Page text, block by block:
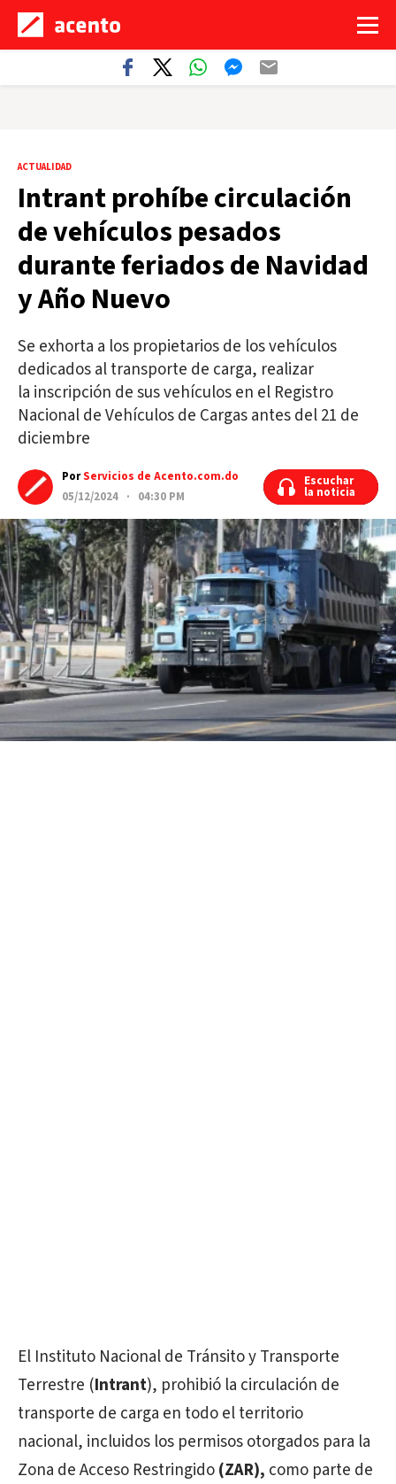
ACTUALIDAD
Intrant prohíbe circulación
de vehículos pesados
durante feriados de Navidad
y Año Nuevo
Se exhorta a los propietarios de los vehículos
dedicados al transporte de carga, realizar
la inscripción de sus vehículos en el Registro
Nacional de Vehículos de Cargas antes del 21 de
diciembre
PorServicios de Acento.com.do
05/12/2024 · 04:30 PM
Escuchar
la noticia
Escuchar
la noticia
El Instituto Nacional de Tránsito y Transporte
Terrestre (Intrant), prohibió la circulación de
transporte de carga en todo el territorio
nacional, incluidos los permisos otorgados para la
Zona de Acceso Restringido(ZAR), como parte de